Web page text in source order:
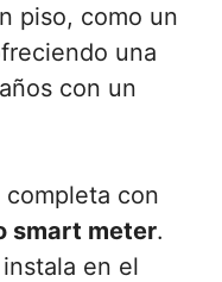
piso, como un
una
con un
con
smart meter.
en el